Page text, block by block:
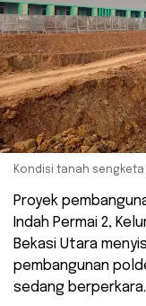
Kondisi tanah sengketa
Proyek
Indah Permai 2,
Bekasi Utara
pembangunan
sedang berperkara.